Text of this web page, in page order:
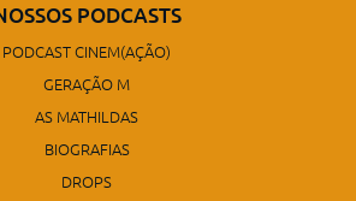
PODCASTS
PODCAST CINEM(AÇÃO)
GERAÇÃO M
AS MATHILDAS
BIOGRAFIAS
DROPS